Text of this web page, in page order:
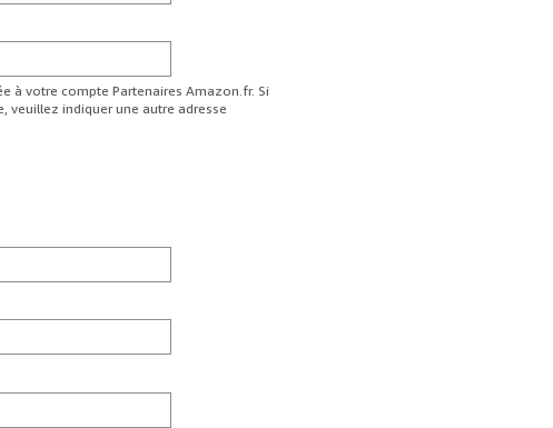
à votre compte Partenaires Amazon.fr. Si
veuillez indiquer une autre adresse